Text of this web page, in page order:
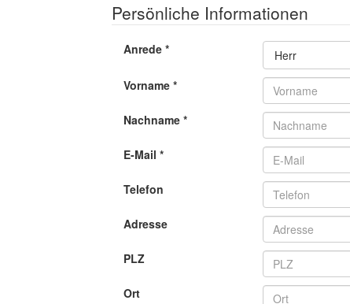
Persönliche Informationen
Anrede * HerrToggle
Vorname *
Nachname *
E-Mail *
Telefon
Adresse
PLZ
Ort